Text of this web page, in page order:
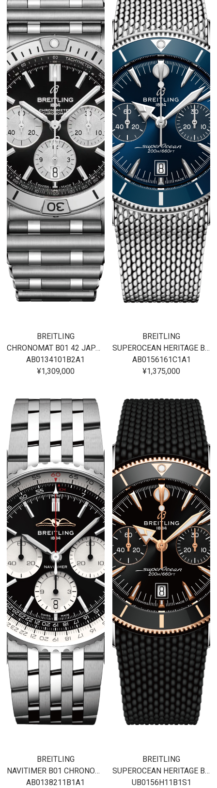
BREITLING
CHRONOMAT B01 42 JAPAN EDITION
AB0134101B2A1
¥1,309,000
BREITLING
SUPEROCEAN HERITAGE B01 CHRONOGRAPH 42
AB0156161C1A1
¥1,375,000
BREITLING
NAVITIMER B01 CHRONOGRAPH 43
AB0138211B1A1
BREITLING
SUPEROCEAN HERITAGE B01 CHRONOGRAPH 42
UB0156H11B1S1